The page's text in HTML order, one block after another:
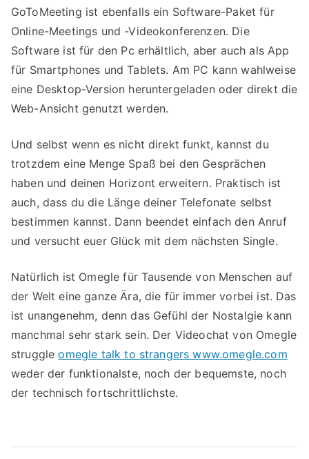
GoToMeeting ist ebenfalls ein Software-Paket für
Online-Meetings und -Videokonferenzen. Die
Software ist für den Pc erhältlich, aber auch als App
für Smartphones und Tablets. Am PC kann wahlweise
eine Desktop-Version heruntergeladen oder direkt die
Web-Ansicht genutzt werden.
Und selbst wenn es nicht direkt funkt, kannst du
trotzdem eine Menge Spaß bei den Gesprächen
haben und deinen Horizont erweitern. Praktisch ist
auch, dass du die Länge deiner Telefonate selbst
bestimmen kannst. Dann beendet einfach den Anruf
und versucht euer Glück mit dem nächsten Single.
Natürlich ist Omegle für Tausende von Menschen auf
der Welt eine ganze Ära, die für immer vorbei ist. Das
ist unangenehm, denn das Gefühl der Nostalgie kann
manchmal sehr stark sein. Der Videochat von Omegle
struggleomegle talk to strangers www.omegle.com
weder der funktionalste, noch der bequemste, noch
der technisch fortschrittlichste.